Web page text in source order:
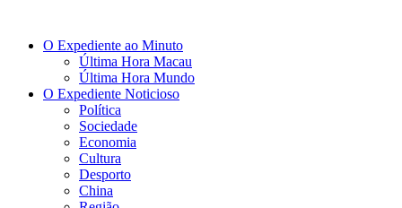
O Expediente ao Minuto
Última Hora Macau
Última Hora Mundo
O Expediente Noticioso
Política
Sociedade
Economia
Cultura
Desporto
China